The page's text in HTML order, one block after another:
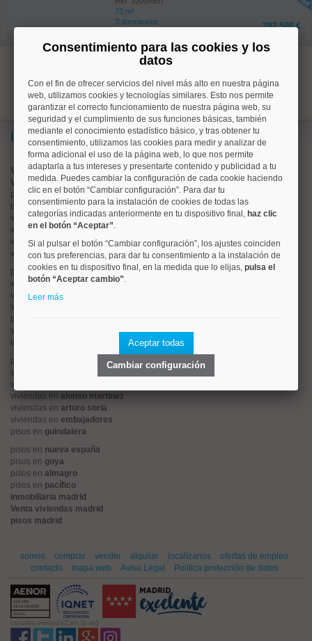
73 m²
3 dormitorios
392.500 €
1
Lo más buscado
Valorar vivienda online
Vender piso
pisos enchamberí
pisos enmoncloa
viviendas enargüelles
viviendas entetuán
viviendas encuatro caminos
viviendas enchamartín
pisos enrios rosas
viviendas enprosperidad
viviendas enhispanoamerica
viviendas en
pisos en
viviendas en
viviendas en
pisos en
viviendas en
viviendas en
viviendas en alonso martinez
viviendas en arturo soria
viviendas en embajadores
pisos en guindalera
pisos en nueva españa
pisos en goya
pisos en almagro
pisos en pacífico
inmobiliaria madrid
Venta viviendas madrid
pisos madrid
somos comprar vender alquilar localízanos
ofertas de empleo
contacto
mapa web Aviso Legal Política protección de datos
canales vivienda2 en la red
Consentimiento para las cookies y los
datos
Con el fin de ofrecer servicios del nivel más alto en nuestra página
web, utilizamos cookies y tecnologías similares. Esto nos permite
garantizar el correcto funcionamiento de nuestra página web, su
seguridad y el cumplimiento de sus funciones básicas, también
mediante el conocimiento estadístico básico, y tras obtener tu
consentimiento, utilizamos las cookies para medir y analizar de
forma adicional el uso de la página web, lo que nos permite
adaptarla a tus intereses y presentarte contenido y publicidad a tu
medida. Puedes cambiar la configuración de cada cookie haciendo
clic en el botón “Cambiar configuración”. Para dar tu
consentimiento para la instalación de cookies de todas las
categorías indicadas anteriormente en tu dispositivo final, haz clic
en el botón “Aceptar”.
Si al pulsar el botón “Cambiar configuración”, los ajustes coinciden
con tus preferencias, para dar tu consentimiento a la instalación de
cookies en tu dispositivo final, en la medida que lo elijas, pulsa el
botón “Aceptar cambio”.
Leer más
Aceptar todas
Cambiar configuración